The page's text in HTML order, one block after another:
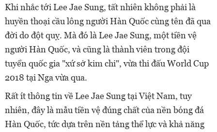
Khi nhắc tới Lee Jae Sung, tất nhiên không phải là
huyền thoại cầu lông người Hàn Quốc cùng tên đã qua
đời do đột quỵ. Mà đó là Lee Jae Sung, một tiền vệ
người Hàn Quốc, và cũng là thành viên trong đội
tuyển quốc gia "xứ sở kim chi", vừa thi đấu World Cup
2018 tại Nga vừa qua.
Rất ít thông tin về Lee Jae Sung tại Việt Nam, tuy
nhiên, đây là mẫu tiền vệ đúng chất của nền bóng đá
Hàn Quốc, tức dựa trên nền tảng thể lực và khả năng